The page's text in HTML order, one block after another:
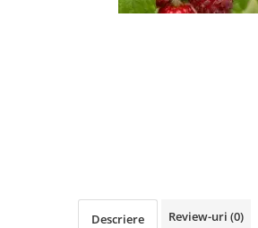
Descriere Review-uri (0)